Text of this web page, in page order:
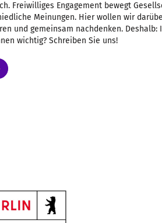
Freiwilliges Engagement bewegt
Meinungen. Hier wollen wir
und gemeinsam nachdenken. Deshalb:
wichtig? Schreiben Sie uns!